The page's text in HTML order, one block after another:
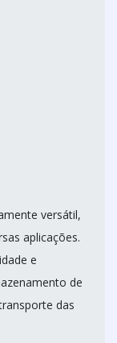
versátil,
aplicações.
e
de
das